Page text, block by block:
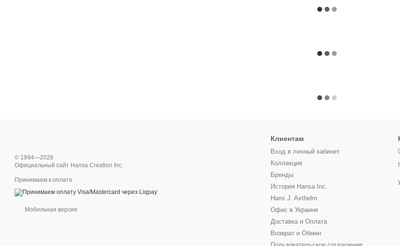
© 1994—2026
Официальный сайт Hansa Creation Inc.
Принимаем к оплате
Мобильная версия
Клиентам
Вход в личный кабинет
Коллекция
Бренды
История Hansa Inc.
Hans J. Axthelm
Офис в Украине
Доставка и Оплата
Возврат и Обмен